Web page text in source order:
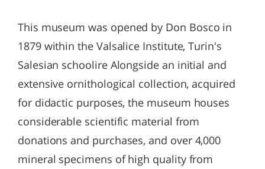
This museum was opened by Don Bosco in
1879 within the Valsalice Institute, Turin's
Salesian schoolire Alongside an initial and
extensive ornithological collection, acquired
for didactic purposes, the museum houses
considerable scientific material from
donations and purchases, and over 4,000
mineral specimens of high quality from